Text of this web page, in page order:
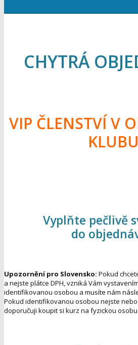
CHYTRÁ
VIP ČLENSTVÍ V
KLUBU
Vyplňte pečlivě
do
Upozornění pro Slovensko: Pokud
a nejste plátce DPH, vzniká Vám
identifikovanou osobou a musíte nám
Pokud identifikovanou osobou nejste
doporučuji koupit si kurz na fyzickou